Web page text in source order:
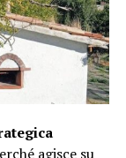
agisce su